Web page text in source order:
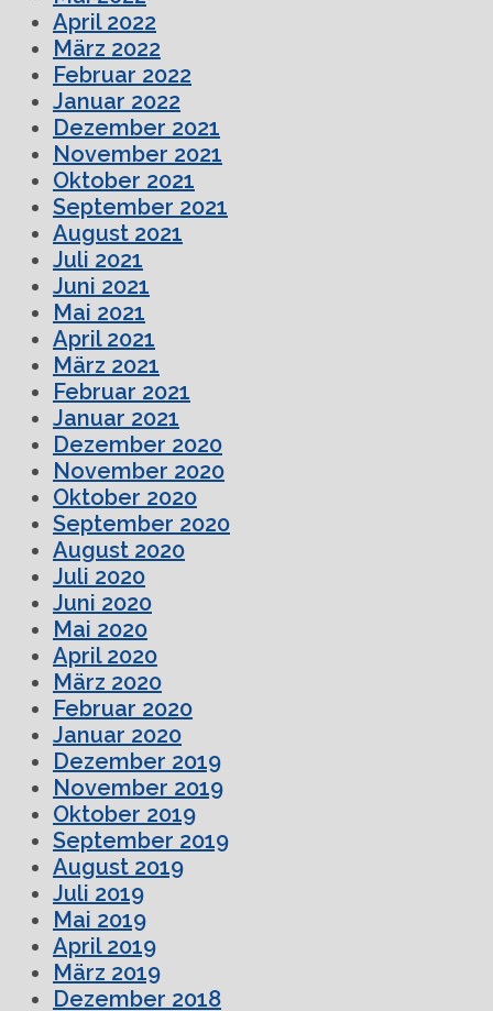
April 2022
März 2022
Februar 2022
Januar 2022
Dezember 2021
November 2021
Oktober 2021
September 2021
August 2021
Juli 2021
Juni 2021
Mai 2021
April 2021
März 2021
Februar 2021
Januar 2021
Dezember 2020
November 2020
Oktober 2020
September 2020
August 2020
Juli 2020
Juni 2020
Mai 2020
April 2020
März 2020
Februar 2020
Januar 2020
Dezember 2019
November 2019
Oktober 2019
September 2019
August 2019
Juli 2019
Mai 2019
April 2019
März 2019
Dezember 2018